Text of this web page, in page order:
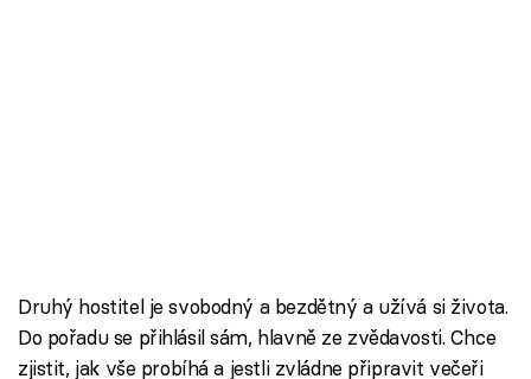
Druhý hostitel je svobodný a bezdětný a užívá si života.
Do pořadu se přihlásil sám, hlavně ze zvědavosti. Chce
zjistit, jak vše probíhá a jestli zvládne připravit večeři